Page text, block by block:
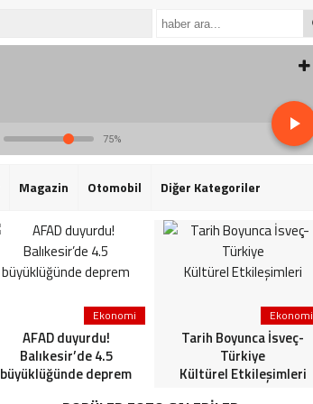
75%
Magazin Otomobil Diğer Kategoriler
Ekonomi
AFAD duyurdu!
Balıkesir’de 4.5
büyüklüğünde deprem
Ekonomi
Tarih Boyunca İsveç-
Türkiye
Kültürel Etkileşimleri